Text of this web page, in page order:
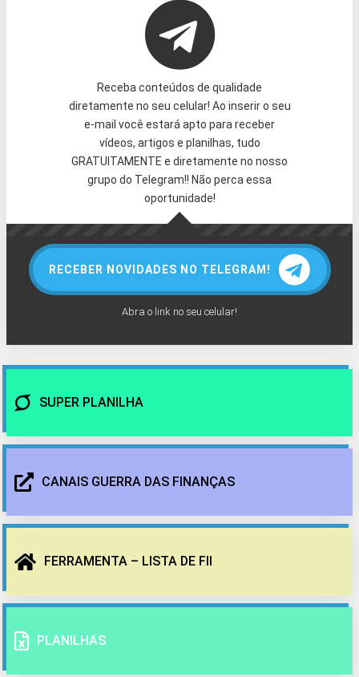
Receba conteúdos de qualidade
diretamente no seu celular! Ao inserir o seu
e-mail você estará apto para receber
vídeos, artigos e planilhas, tudo
GRATUITAMENTE e diretamente no nosso
grupo do Telegram!! Não perca essa
oportunidade!
RECEBER NOVIDADES NO TELEGRAM!
Abra o link no seu celular!
SUPER PLANILHA
CANAIS GUERRA DAS FINANÇAS
FERRAMENTA – LISTA DE FII
PLANILHAS